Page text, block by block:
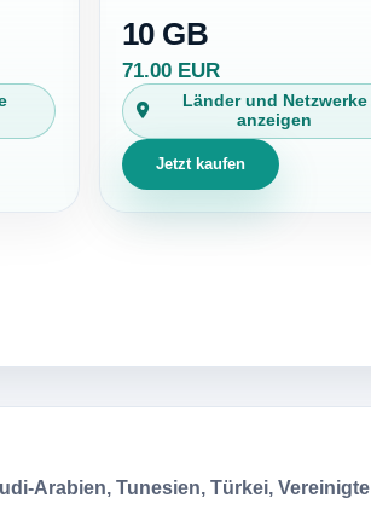
10 GB
71.00 EUR
Länder und Netzwerke
anzeigen
Jetzt kaufen
Arabien, Tunesien, Türkei, Vereinigte